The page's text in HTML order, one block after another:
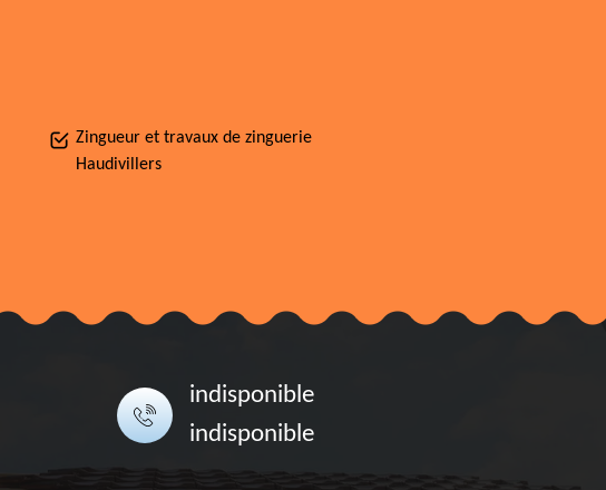
Zingueur et travaux de zinguerie
Haudivillers
indisponible
indisponible